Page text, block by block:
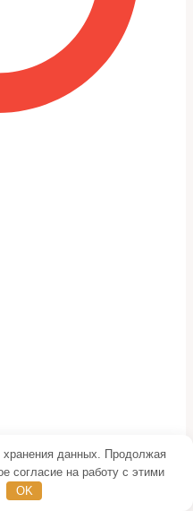
хранения данных. Продолжая
согласие на работу с этими
OK